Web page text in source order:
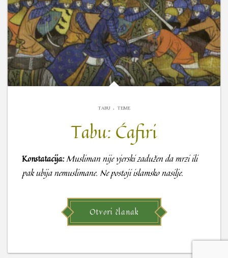
TABU . TEME
Tabu: Ćafiri
Konstatacija:Musliman nije vjerski zadužen da mrzi ili
pak ubija nemuslimane. Ne postoji islamsko nasilje.
Otvori članak